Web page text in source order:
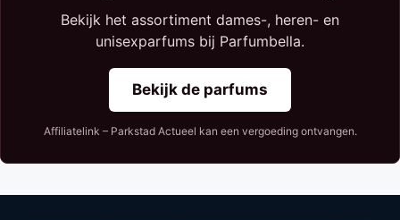
Bekijk het assortiment dames-, heren- en
unisexparfums bij Parfumbella.
Bekijk de parfums
Affiliatelink – Parkstad Actueel kan een vergoeding ontvangen.